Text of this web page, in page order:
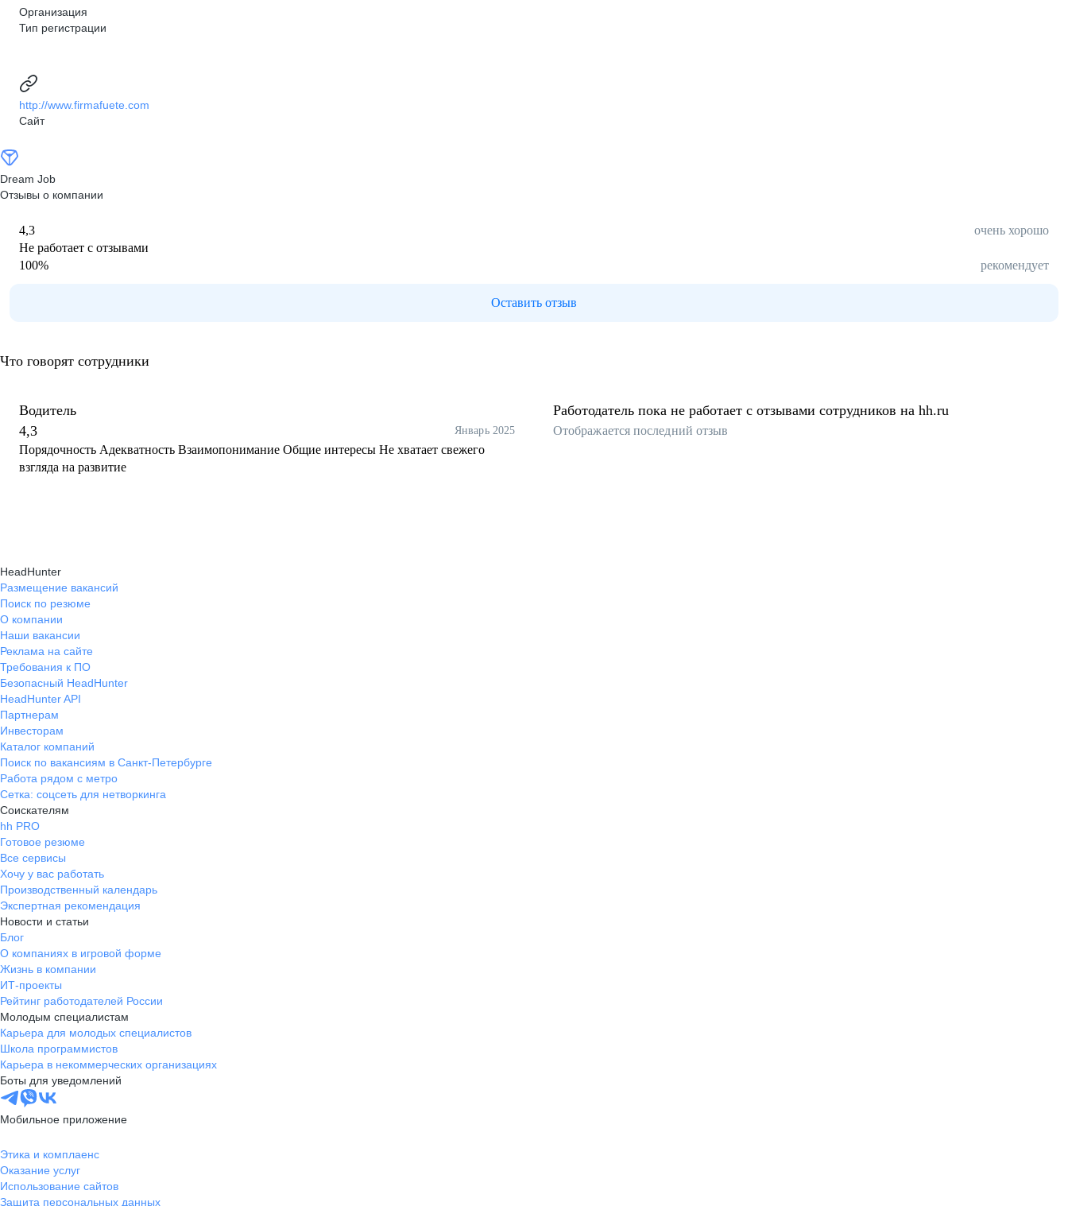
Организация
Тип регистрации
http://www.firmafuete.com
Сайт
Dream Job
Отзывы о компании
4,3
очень хорошо
Не работает с отзывами
100% рекомендует
Оставить отзыв
Что говорят сотрудники
Водитель
4,3
Январь 2025
Порядочность Адекватность Взаимопонимание Общие интересы Не хватает свежего
взгляда на развитие
Работодатель пока не работает с отзывами сотрудников на hh.ru
Отображается последний отзыв
HeadHunter
Размещение вакансий
Поиск по резюме
О компании
Наши вакансии
Реклама на сайте
Требования к ПО
Безопасный HeadHunter
HeadHunter API
Партнерам
Инвесторам
Каталог компаний
Поиск по вакансиям в Санкт-Петербурге
Работа рядом с метро
Сетка: соцсеть для нетворкинга
Соискателям
hh PRO
Готовое резюме
Все сервисы
Хочу у вас работать
Производственный календарь
Экспертная рекомендация
Новости и статьи
Блог
О компаниях в игровой форме
Жизнь в компании
ИТ-проекты
Рейтинг работодателей России
Молодым специалистам
Карьера для молодых специалистов
Школа программистов
Карьера в некоммерческих организациях
Боты для уведомлений
Мобильное приложение
Этика и комплаенс
Оказание услуг
Использование сайтов
Защита персональных данных